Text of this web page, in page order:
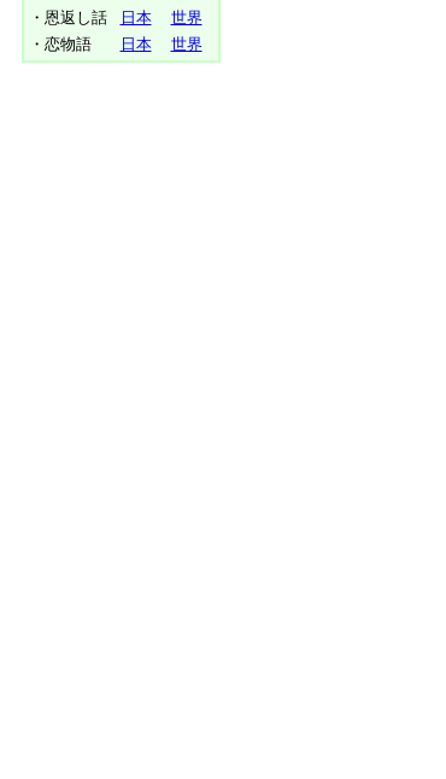
・恩返し話
日本
世界
・恋物語
日本 世界